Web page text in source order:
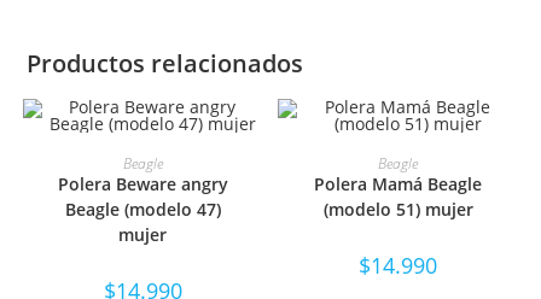
Productos relacionados
SELECCIONAR OPCIONES
Beagle
Polera Beware angry
Beagle (modelo 47)
mujer
$14.990
SELECCIONAR OPCIONES
Beagle
Polera Mamá Beagle
(modelo 51) mujer
$14.990